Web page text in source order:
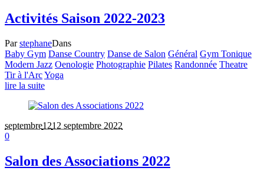
Activités Saison 2022-2023
ParstephaneDans
Baby Gym Danse Country Danse de Salon Général Gym Tonique
Modern Jazz Oenologie Photographie Pilates Randonnée Theatre
Tir à l'ArcYoga
lire la suite
septembre1212 septembre 2022
0
Salon des Associations 2022